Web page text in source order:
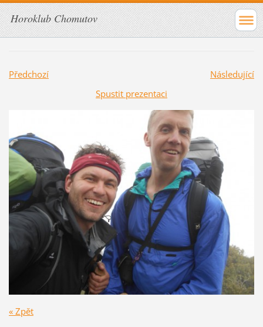
Horoklub Chomutov
Předchozí
Následující
Spustit prezentaci
« Zpět